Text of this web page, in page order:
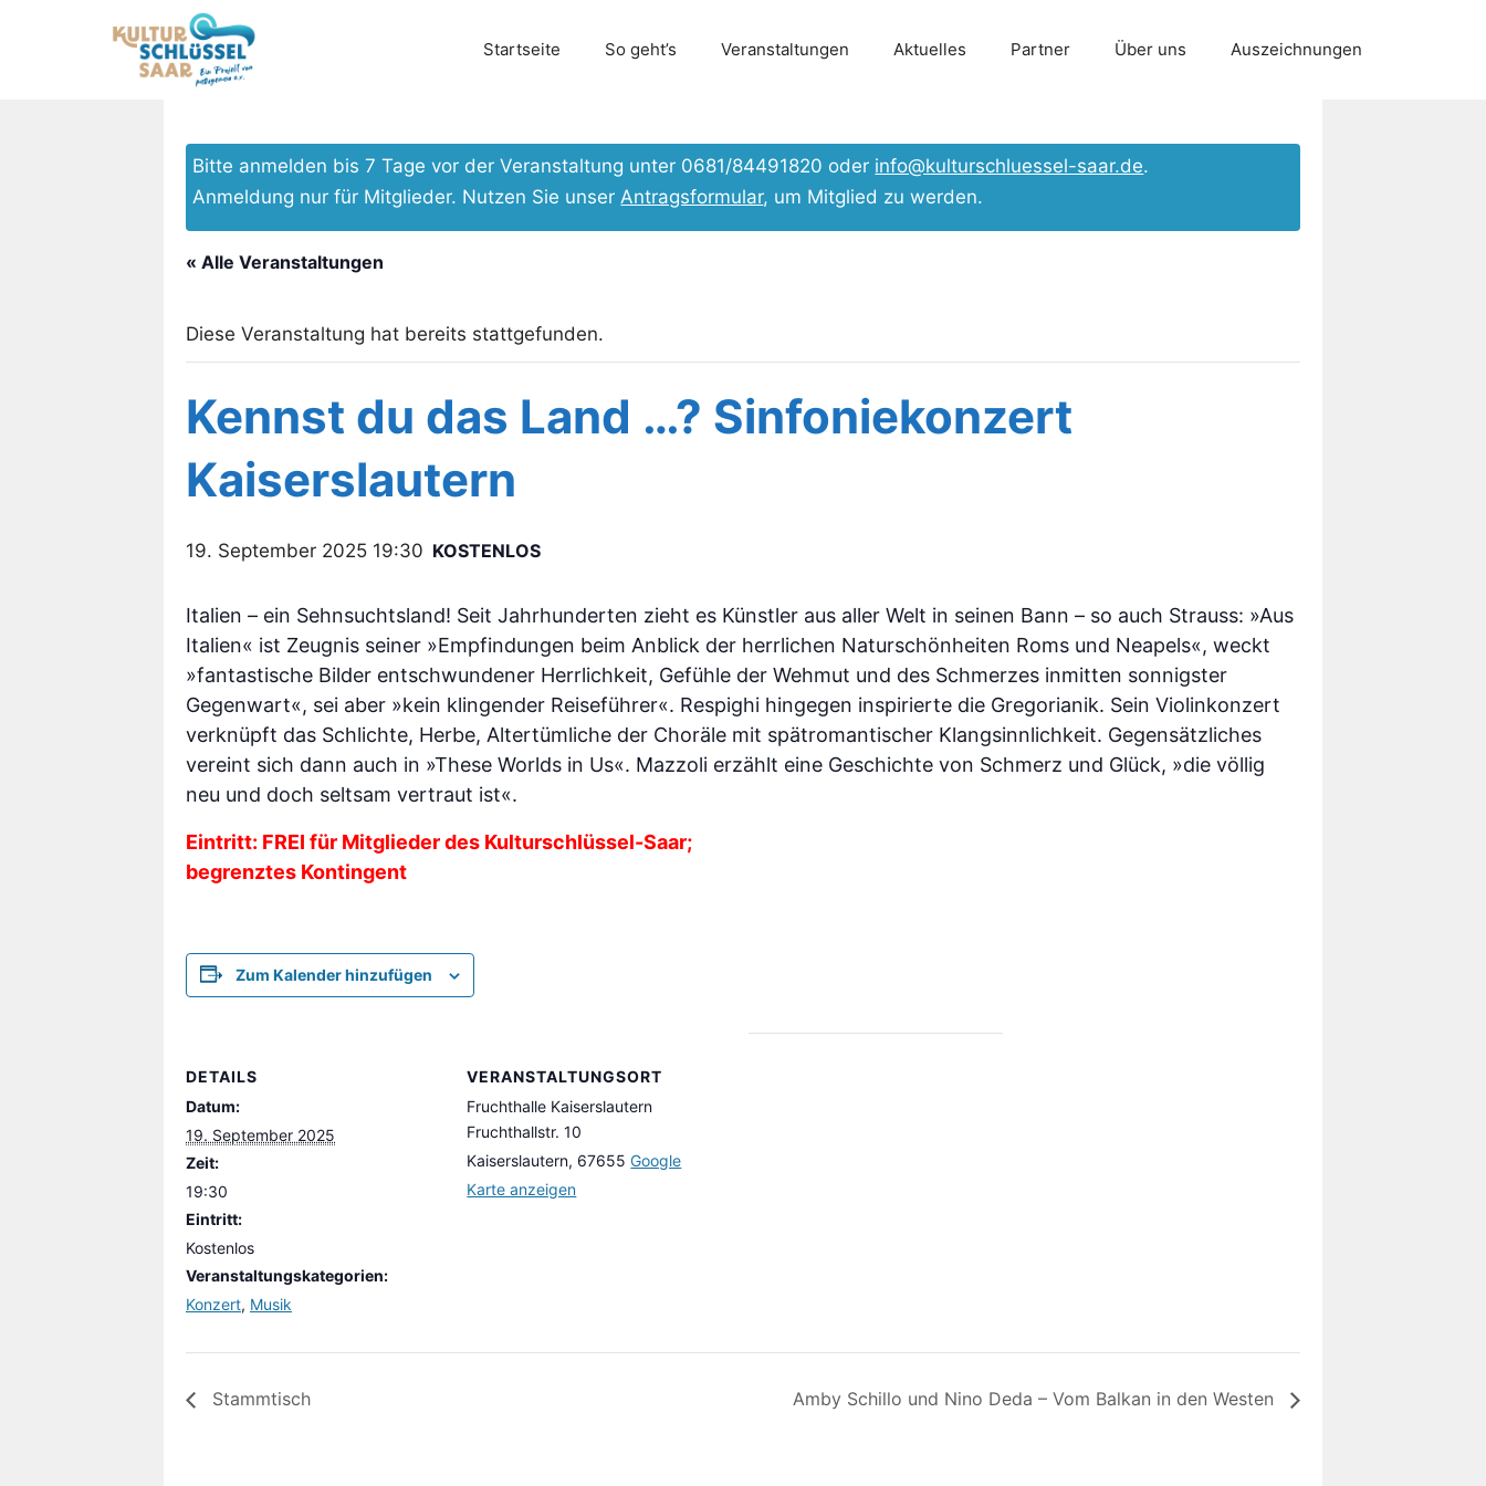
Startseite So geht’s Veranstaltungen Aktuelles Partner Über uns Auszeichnungen
Bitte anmelden bis 7 Tage vor der Veranstaltung unter 0681/84491820 oder info@kulturschluessel-saar.de.
Anmeldung nur für Mitglieder. Nutzen Sie unserAntragsformular, um Mitglied zu werden.
« Alle Veranstaltungen
Diese Veranstaltung hat bereits stattgefunden.
Kennst du das Land …? Sinfoniekonzert
Kaiserslautern
19. September 2025 19:30 KOSTENLOS
Italien – ein Sehnsuchtsland! Seit Jahrhunderten zieht es Künstler aus aller Welt in seinen Bann – so auch Strauss: »Aus
Italien« ist Zeugnis seiner »Empfindungen beim Anblick der herrlichen Naturschönheiten Roms und Neapels«, weckt
»fantastische Bilder entschwundener Herrlichkeit, Gefühle der Wehmut und des Schmerzes inmitten sonnigster
Gegenwart«, sei aber »kein klingender Reiseführer«. Respighi hingegen inspirierte die Gregorianik. Sein Violinkonzert
verknüpft das Schlichte, Herbe, Altertümliche der Choräle mit spätromantischer Klangsinnlichkeit. Gegensätzliches
vereint sich dann auch in »These Worlds in Us«. Mazzoli erzählt eine Geschichte von Schmerz und Glück, »die völlig
neu und doch seltsam vertraut ist«.
Eintritt: FREI für Mitglieder des Kulturschlüssel-Saar;
begrenztes Kontingent
Zum Kalender hinzufügen
DETAILS
Datum:
19. September 2025
Zeit:
19:30
Eintritt:
Kostenlos
Veranstaltungskategorien:
Konzert, Musik
VERANSTALTUNGSORT
Fruchthalle Kaiserslautern
Fruchthallstr. 10
Kaiserslautern, 67655 Google
Karte anzeigen
Stammtisch Amby Schillo und Nino Deda – Vom Balkan in den Westen